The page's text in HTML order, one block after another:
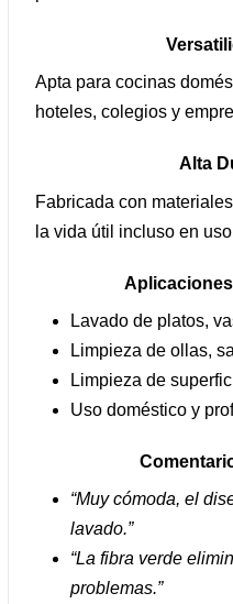
Apta para cocinas
hoteles, colegios y
Alta
Fabricada con
la vida útil incluso en
Lavado de platos,
Limpieza de ollas,
Limpieza de
Uso doméstico y
“Muy cómoda, el
lavado.”
“La fibra verde
problemas.”